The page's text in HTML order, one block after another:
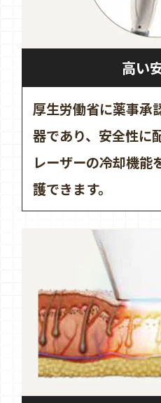
高い
厚生労働省に薬事承
器であり、安全性に
レーザーの冷却機能
護できます。